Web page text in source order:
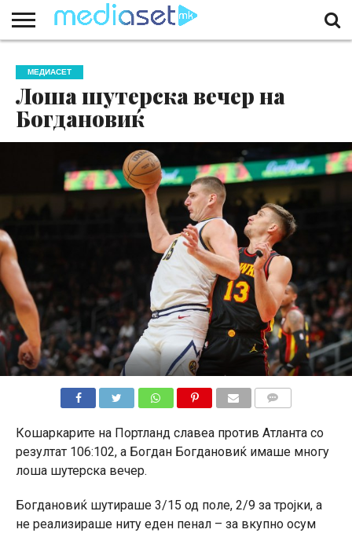
НАС
КОНТАКТ
МАРКЕТИНГ
ПОЧЕТНА
МЕДИАСЕТ
Лоша шутерска вечер на
Богдановиќ
Кошаркарите на Портланд славеа против Атланта со
резултат 106:102, а Богдан Богдановиќ имаше многу
лоша шутерска вечер.
Богдановиќ шутираше 3/15 од поле, 2/9 за тројки, а
не реализираше ниту еден пенал – за вкупно осум